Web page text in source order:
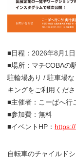
■日程：2026年8月1
■場所：マチCOBAの
駐輪場あり / 駐車場
キングをご利用くださ
■主催者：こーばへ行
■参加費：無料
■イベントHP：
自転車のチャイルド